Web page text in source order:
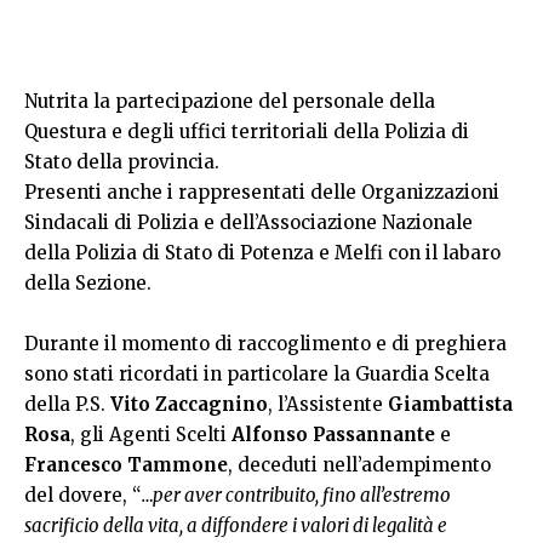
Nutrita la partecipazione del personale della
Questura e degli uffici territoriali della Polizia di
Stato della provincia.
Presenti anche i rappresentati delle Organizzazioni
Sindacali di Polizia e dell’Associazione Nazionale
della Polizia di Stato di Potenza e Melfi con il labaro
della Sezione.
Durante il momento di raccoglimento e di preghiera
sono stati ricordati in particolare la Guardia Scelta
della P.S. Vito Zaccagnino, l’Assistente Giambattista
Rosa, gli Agenti Scelti Alfonso Passannante e
Francesco Tammone, deceduti nell’adempimento
del dovere, “…per aver contribuito, fino all’estremo
sacrificio della vita, a diffondere i valori di legalità e